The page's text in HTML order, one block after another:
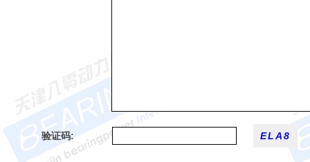
验证码: